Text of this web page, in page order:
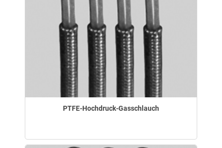
PTFE-Hochdruck-Gasschlauch